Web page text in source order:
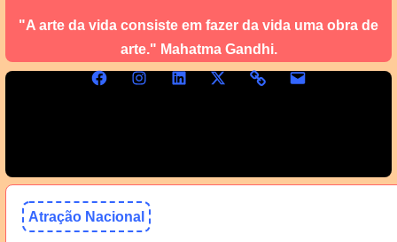
"A arte da vida consiste em fazer da vida uma obra de
arte." Mahatma Gandhi.
Atração Nacional